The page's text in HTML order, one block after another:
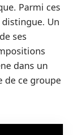
Parmi ces
distingue. Un
ses
dans un
de ce groupe